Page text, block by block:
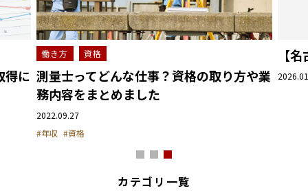
得に
働き方 資格
測量士ってどんな仕事？資格の取り方や業
務内容をまとめました
2022.09.27
#年収 #資格
【
カテゴリ一覧